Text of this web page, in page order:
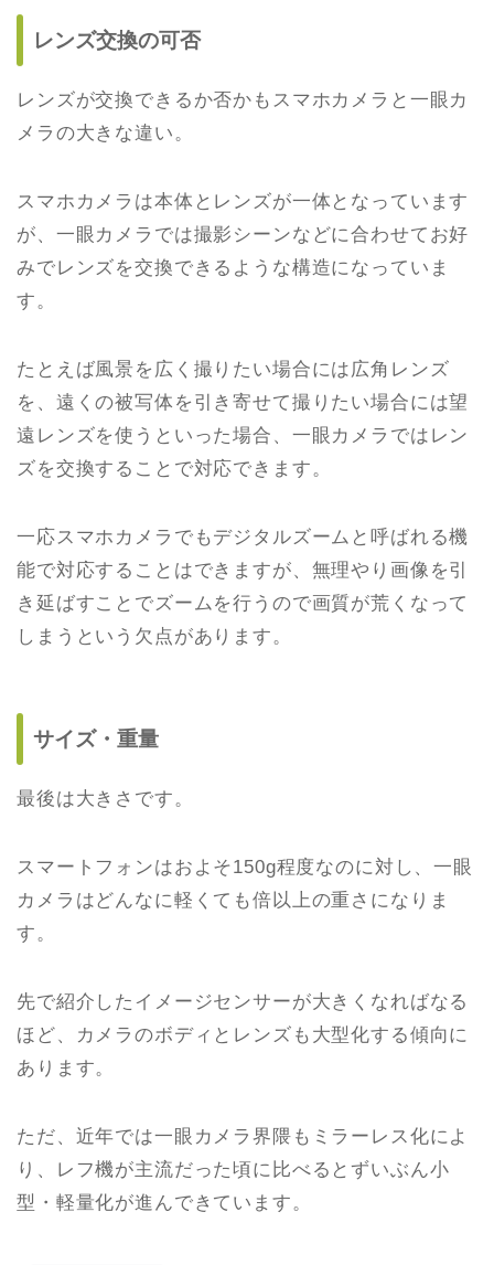
レンズ交換の可否
レンズが交換できるか否かもスマホカメラと一眼カ
メラの大きな違い。
スマホカメラは本体とレンズが一体となっています
が、一眼カメラでは撮影シーンなどに合わせてお好
みでレンズを交換できるような構造になっていま
す。
たとえば風景を広く撮りたい場合には広角レンズ
を、遠くの被写体を引き寄せて撮りたい場合には望
遠レンズを使うといった場合、一眼カメラではレン
ズを交換することで対応できます。
一応スマホカメラでもデジタルズームと呼ばれる機
能で対応することはできますが、無理やり画像を引
き延ばすことでズームを行うので画質が荒くなって
しまうという欠点があります。
サイズ・重量
最後は大きさです。
スマートフォンはおよそ150g程度なのに対し、一眼
カメラはどんなに軽くても倍以上の重さになりま
す。
先で紹介したイメージセンサーが大きくなればなる
ほど、カメラのボディとレンズも大型化する傾向に
あります。
ただ、近年では一眼カメラ界隈もミラーレス化によ
り、レフ機が主流だった頃に比べるとずいぶん小
型・軽量化が進んできています。